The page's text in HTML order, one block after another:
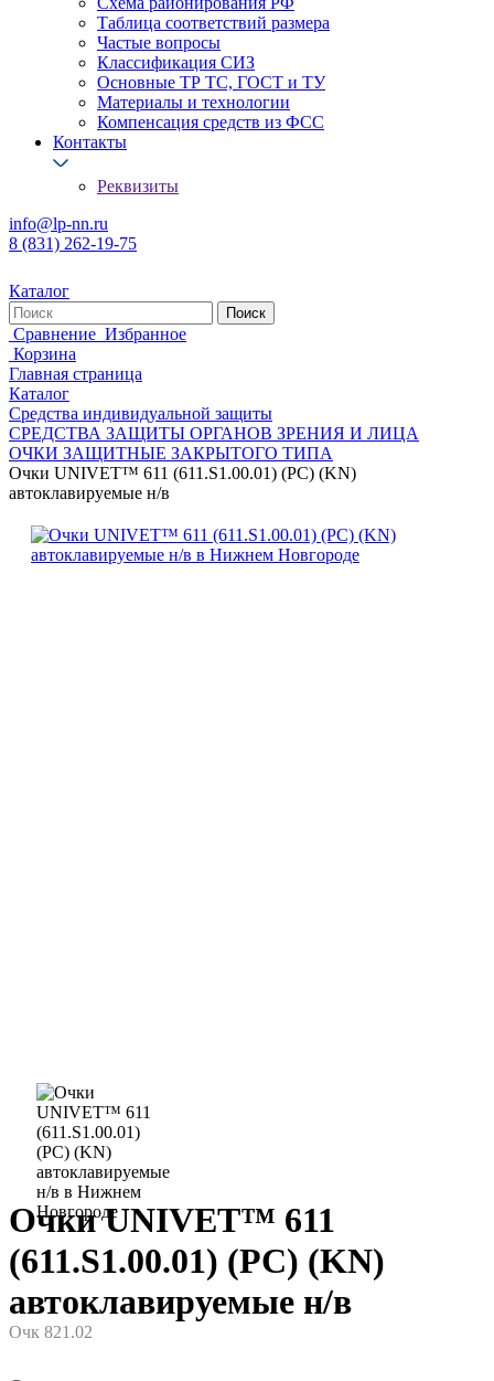
Таблица соответствий размера
Частые вопросы
Классификация СИЗ
Основные ТР ТС, ГОСТ и ТУ
Материалы и технологии
Компенсация средств из ФСС
Контакты
Реквизиты
info@lp-nn.ru
8 (831) 262-19-75
Каталог
Сравнение Избранное
Корзина
Главная страница
Каталог
Средства индивидуальной защиты
СРЕДСТВА ЗАЩИТЫ ОРГАНОВ ЗРЕНИЯ И ЛИЦА
ОЧКИ ЗАЩИТНЫЕ ЗАКРЫТОГО ТИПА
Очки UNIVET™ 611 (611.S1.00.01) (РС) (KN)
автоклавируемые н/в
Очки UNIVET™ 611
(611.S1.00.01) (РС) (KN)
автоклавируемые н/в
Очк 821.02